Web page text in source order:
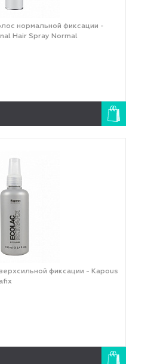
нормальной фиксации -
Hair Spray Normal
фиксации - Kapous